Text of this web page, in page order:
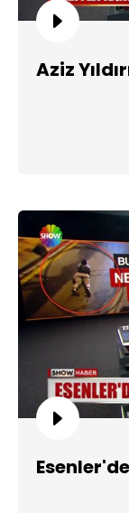
Aziz